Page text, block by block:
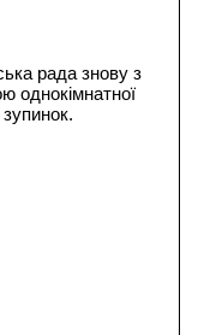
рада знову з
однокімнатної